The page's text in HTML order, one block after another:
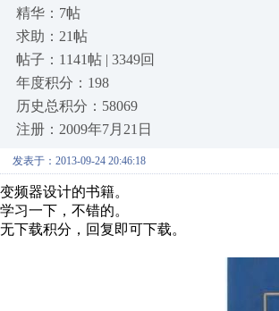
精华：7帖
求助：21帖
帖子：1141帖 | 3349回
年度积分：198
历史总积分：58069
注册：2009年7月21日
发表于：2013-09-24 20:46:18
变频器设计的书籍。
学习一下，不错的。
无下载积分，回复即可下载。